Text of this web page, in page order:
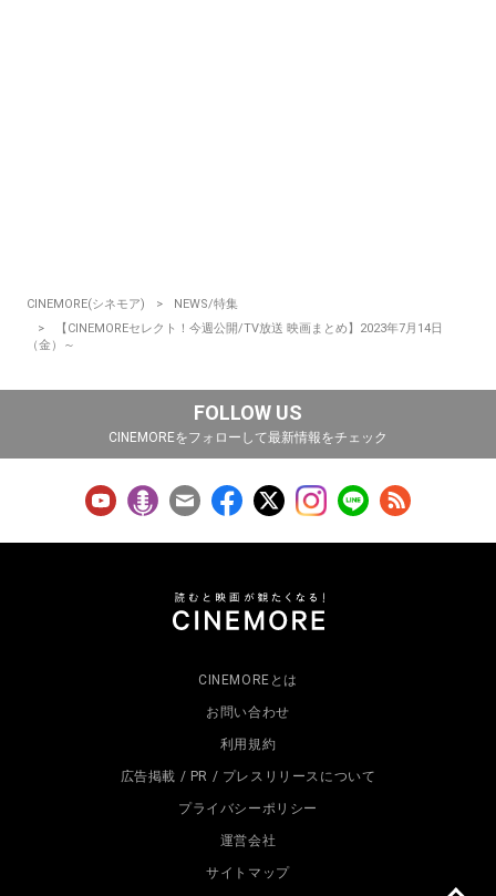
CINEMORE(シネモア)
NEWS/特集
【CINEMOREセレクト！今週公開/TV放送 映画まとめ】2023年7月14日
（金）～
FOLLOW US
CINEMOREをフォローして最新情報をチェック
CINEMOREとは
お問い合わせ
利用規約
広告掲載 / PR / プレスリリースについて
プライバシーポリシー
運営会社
サイトマップ